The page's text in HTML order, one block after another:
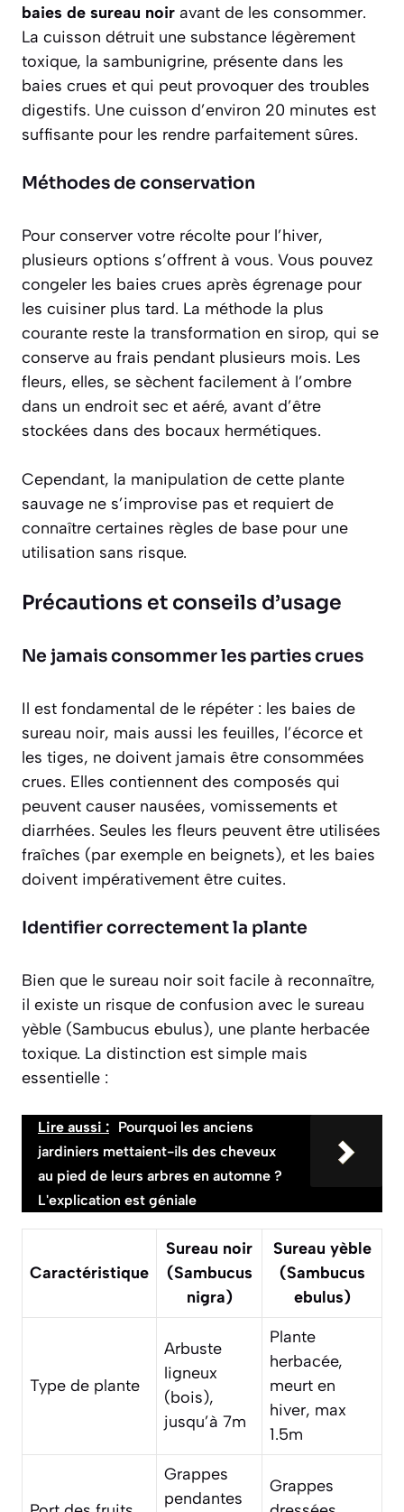
baies de sureau noir avant de les consommer.
La cuisson détruit une substance légèrement
toxique, la sambunigrine, présente dans les
baies crues et qui peut provoquer des troubles
digestifs. Une cuisson d’environ 20 minutes est
suffisante pour les rendre parfaitement sûres.
Méthodes de conservation
Pour conserver votre récolte pour l’hiver,
plusieurs options s’offrent à vous. Vous pouvez
congeler les baies crues après égrenage pour
les cuisiner plus tard. La méthode la plus
courante reste la transformation en sirop, qui se
conserve au frais pendant plusieurs mois. Les
fleurs, elles, se sèchent facilement à l’ombre
dans un endroit sec et aéré, avant d’être
stockées dans des bocaux hermétiques.
Cependant, la manipulation de cette plante
sauvage ne s’improvise pas et requiert de
connaître certaines règles de base pour une
utilisation sans risque.
Précautions et conseils d’usage
Ne jamais consommer les parties crues
Il est fondamental de le répéter : les baies de
sureau noir, mais aussi les feuilles, l’écorce et
les tiges, ne doivent jamais être consommées
crues. Elles contiennent des composés qui
peuvent causer nausées, vomissements et
diarrhées. Seules les fleurs peuvent être utilisées
fraîches (par exemple en beignets), et les baies
doivent impérativement être cuites.
Identifier correctement la plante
Bien que le sureau noir soit facile à reconnaître,
il existe un risque de confusion avec le sureau
yèble (Sambucus ebulus), une plante herbacée
toxique. La distinction est simple mais
essentielle :
Lire aussi : Pourquoi les anciens
jardiniers mettaient-ils des cheveux
au pied de leurs arbres en automne ?
L'explication est géniale
Caractéristique
Sureau noir
(Sambucus
nigra)
Sureau yèble
(Sambucus
ebulus)
Type de plante
Arbuste
ligneux
(bois),
jusqu’à 7m
Plante
herbacée,
meurt en
hiver, max
1.5m
Grappes
pendantes
Grappes